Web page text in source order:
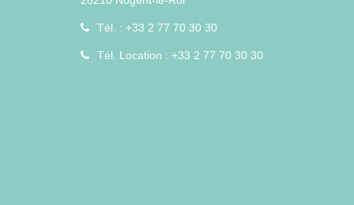
Tél. : +33 2 77 70 30 30
Tél. Location : +33 2 77 70 30 30